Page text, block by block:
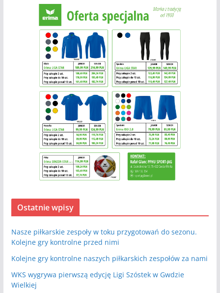
Ostatnie wpisy
Nasze piłkarskie zespoły w toku przygotowań do sezonu.
Kolejne gry kontrolne przed nimi
Kolejne gry kontrolne naszych piłkarskich zespołów za nami
WKS wygrywa pierwszą edycję Ligi Szóstek w Gwdzie
Wielkiej